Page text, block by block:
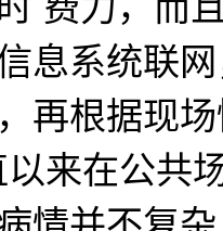
息系统联
再根据现
在公共场